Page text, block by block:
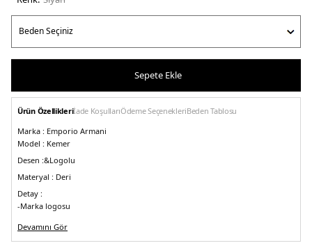
Sepete Ekle
Ürün Özellikleriİade KoşullarıÖdeme SeçenekleriBeden Tablosu
Marka : Emporio Armani
Model : Kemer
Desen :&Logolu
Materyal : Deri
Detay :
-Marka logosu
Devamını Gör